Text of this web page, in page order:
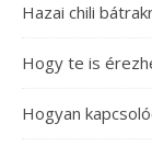
Hazai chili
Hogy te is
Hogyan